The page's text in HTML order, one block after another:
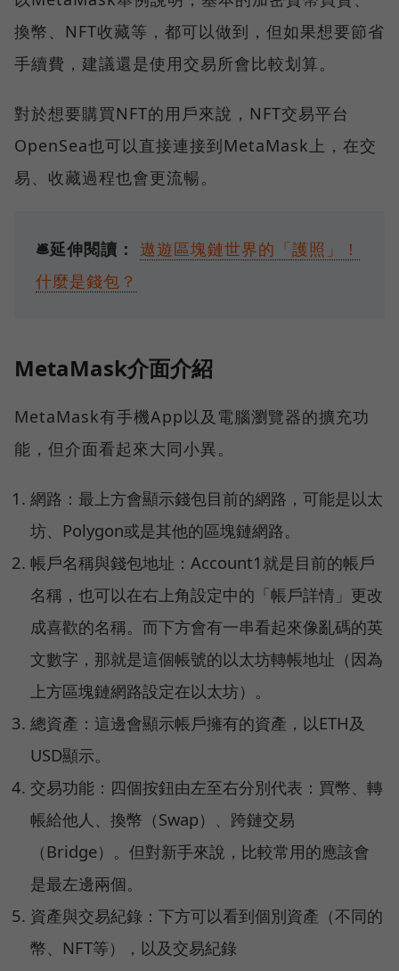
換幣、NFT收藏等，都可以做到，但如果想要節省
手續費，建議還是使用交易所會比較划算。
對於想要購買NFT的用戶來說，NFT交易平台
OpenSea也可以直接連接到MetaMask上，在交
易、收藏過程也會更流暢。
🛎️延伸閱讀： 遨遊區塊鏈世界的「護照」！
什麼是錢包？
MetaMask介面介紹
MetaMask有手機App以及電腦瀏覽器的擴充功
能，但介面看起來大同小異。
網路：最上方會顯示錢包目前的網路，可能是以太
坊、Polygon或是其他的區塊鏈網路。
帳戶名稱與錢包地址：Account1就是目前的帳戶
名稱，也可以在右上角設定中的「帳戶詳情」更改
成喜歡的名稱。而下方會有一串看起來像亂碼的英
文數字，那就是這個帳號的以太坊轉帳地址（因為
上方區塊鏈網路設定在以太坊）。
總資產：這邊會顯示帳戶擁有的資產，以ETH及
USD顯示。
交易功能：四個按鈕由左至右分別代表：買幣、轉
帳給他人、換幣（Swap）、跨鏈交易
（Bridge）。但對新手來說，比較常用的應該會
是最左邊兩個。
資產與交易紀錄：下方可以看到個別資產（不同的
幣、NFT等），以及交易紀錄